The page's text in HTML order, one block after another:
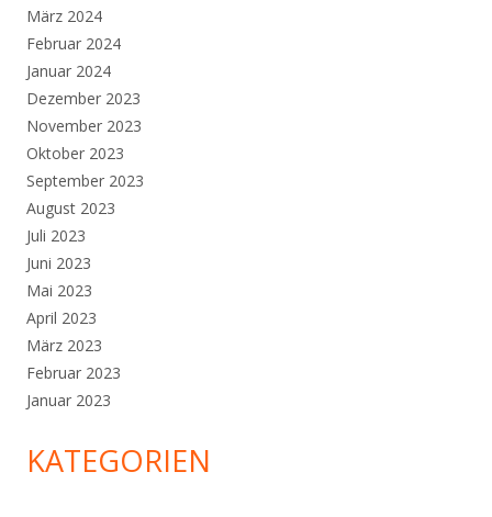
März 2024
Februar 2024
Januar 2024
Dezember 2023
November 2023
Oktober 2023
September 2023
August 2023
Juli 2023
Juni 2023
Mai 2023
April 2023
März 2023
Februar 2023
Januar 2023
KATEGORIEN